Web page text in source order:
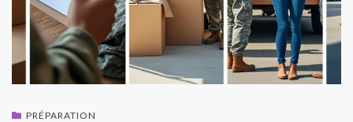
PRÉPARATION